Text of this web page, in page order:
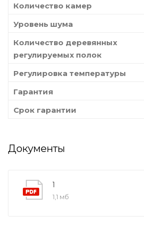
Количество камер
Уровень шума
Количество деревянных
регулируемых полок
Регулировка температуры
Гарантия
Срок гарантии
Документы
1
1,1 мб